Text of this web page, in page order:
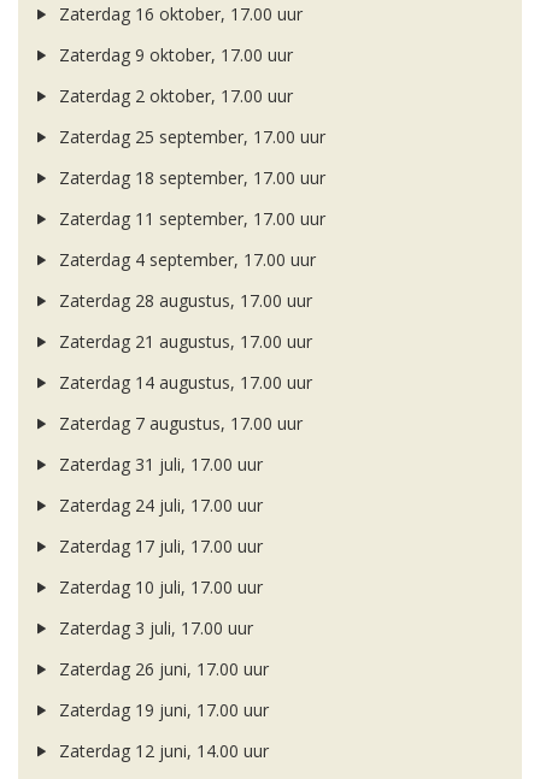
Zaterdag 16 oktober, 17.00 uur
Zaterdag 9 oktober, 17.00 uur
Zaterdag 2 oktober, 17.00 uur
Zaterdag 25 september, 17.00 uur
Zaterdag 18 september, 17.00 uur
Zaterdag 11 september, 17.00 uur
Zaterdag 4 september, 17.00 uur
Zaterdag 28 augustus, 17.00 uur
Zaterdag 21 augustus, 17.00 uur
Zaterdag 14 augustus, 17.00 uur
Zaterdag 7 augustus, 17.00 uur
Zaterdag 31 juli, 17.00 uur
Zaterdag 24 juli, 17.00 uur
Zaterdag 17 juli, 17.00 uur
Zaterdag 10 juli, 17.00 uur
Zaterdag 3 juli, 17.00 uur
Zaterdag 26 juni, 17.00 uur
Zaterdag 19 juni, 17.00 uur
Zaterdag 12 juni, 14.00 uur